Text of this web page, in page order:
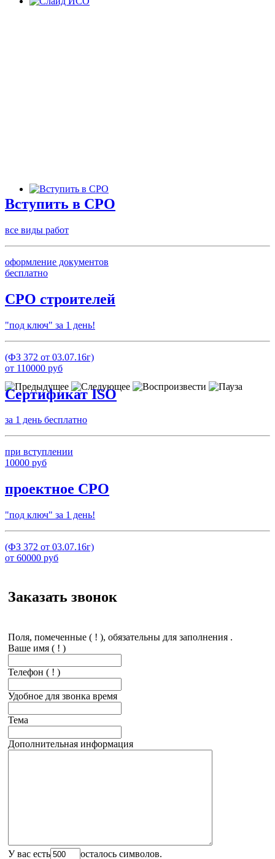
Вступить в СРО
все виды работ
оформление документов
бесплатно
СРО строителей
"под ключ" за 1 день!
(ФЗ 372 от 03.07.16г)
от 110000 руб
Сертификат ISO
за 1 день бесплатно
при вступлении
10000 руб
проектное СРО
"под ключ" за 1 день!
(ФЗ 372 от 03.07.16г)
от 60000 руб
Заказать звонок
Поля, помеченные ( ! ), обязательны для заполнения .
Ваше имя ( ! )
Телефон ( ! )
Удобное для звонка время
Тема
Дополнительная информация
У вас есть осталось символов.